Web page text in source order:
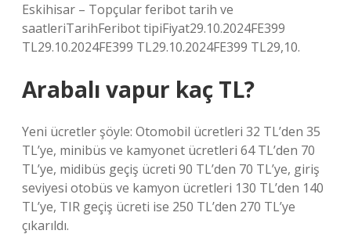
Eskihisar – Topçular feribot tarih ve
saatleriTarihFeribot tipiFiyat29.10.2024FE399
TL29.10.2024FE399 TL29.10.2024FE399 TL29,10.
Arabalı vapur kaç TL?
Yeni ücretler şöyle: Otomobil ücretleri 32 TL’den 35
TL’ye, minibüs ve kamyonet ücretleri 64 TL’den 70
TL’ye, midibüs geçiş ücreti 90 TL’den 70 TL’ye, giriş
seviyesi otobüs ve kamyon ücretleri 130 TL’den 140
TL’ye, TIR geçiş ücreti ise 250 TL’den 270 TL’ye
çıkarıldı.